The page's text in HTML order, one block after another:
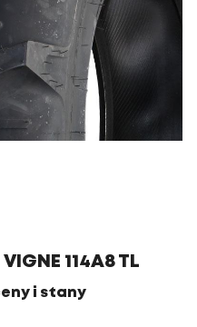
VIGNE 114A8 TL
i stany